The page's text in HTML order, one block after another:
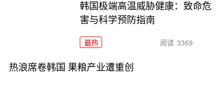
韩国极端高温威胁健康：致命危
害与科学预防指南
最热 阅读 3369
热浪席卷韩国 果粮产业遭重创